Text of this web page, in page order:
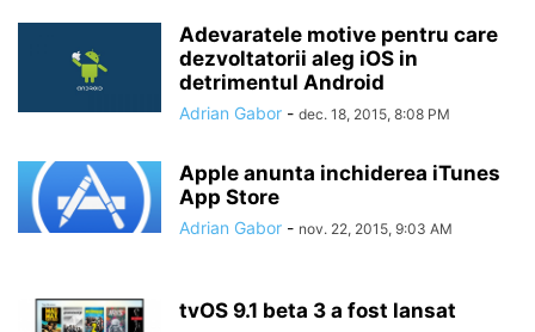
Adevaratele motive pentru care
dezvoltatorii aleg iOS in
detrimentul Android
Adrian Gabor - dec. 18, 2015, 8:08 PM
Apple anunta inchiderea iTunes
App Store
Adrian Gabor - nov. 22, 2015, 9:03 AM
tvOS 9.1 beta 3 a fost lansat